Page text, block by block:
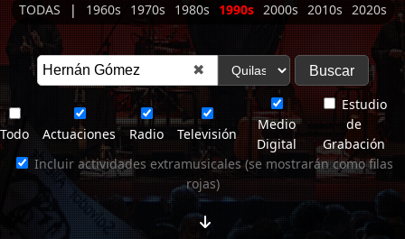
TODAS | 1960s 1970s 1980s 1990s 2000s 2010s 2020s
✖
Todo Actuaciones Radio Televisión
Medio
Digital
Estudio
de
Grabación
Incluir actividades extramusicales (se mostrarán como filas
rojas)